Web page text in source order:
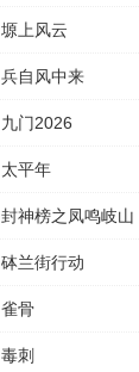
塬上风云
兵自风中来
九门2026
太平年
封神榜之凤鸣岐山
砵兰街行动
雀骨
毒刺